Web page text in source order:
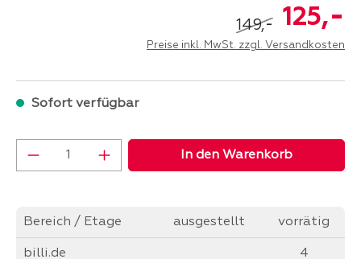
149,- 125,-
Preise inkl. MwSt. zzgl. Versandkosten
Sofort verfügbar
Produkt Anzahl: Gib den gewünschten
In den Warenkorb
Bereich / Etage ausgestellt vorrätig
billi.de 4